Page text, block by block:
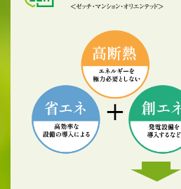
2026.04.13
」ページ、限定サイト「
ページを公開しました。
2026.03.27
棟内モデルルームオープン！